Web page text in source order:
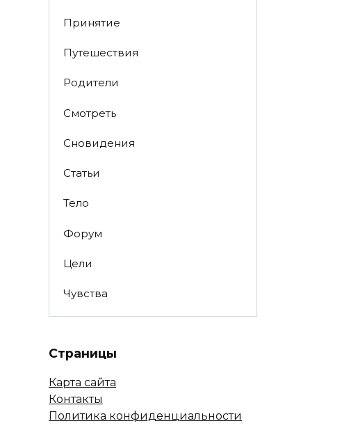
Принятие
Путешествия
Родители
Смотреть
Сновидения
Статьи
Тело
Форум
Цели
Чувства
Страницы
Карта сайта
Контакты
Политика конфиденциальности